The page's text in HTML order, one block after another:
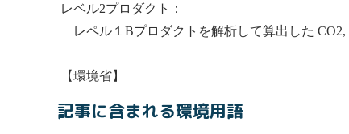
レベル2プロダクト：
レペル１Bプロダクトを解析して算出した
【環境省】
記事に含まれる環境用語